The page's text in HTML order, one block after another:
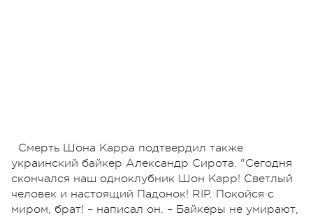
Смерть Шона Карра подтвердил также
украинский байкер Александр Сирота. "Сегодня
скончался наш одноклубник Шон Карр! Светлый
человек и настоящий Падонок! RIP. Покойся с
миром, брат! – написал он. – Байкеры не умирают,